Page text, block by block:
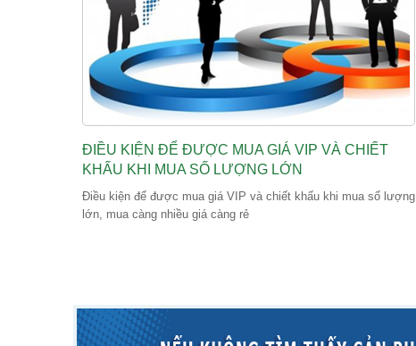
ĐIỀU KIỆN ĐỂ ĐƯỢC MUA GIÁ VIP VÀ CHIẾT
KHẤU KHI MUA SỐ LƯỢNG LỚN
Điều kiện để được mua giá VIP và chiết khấu khi mua số lượng
lớn, mua càng nhiều giá càng rẻ